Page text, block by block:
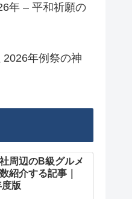
年 – 平和祈願の
年例祭の神
周辺のB級グルメ
紹介する記事｜
版